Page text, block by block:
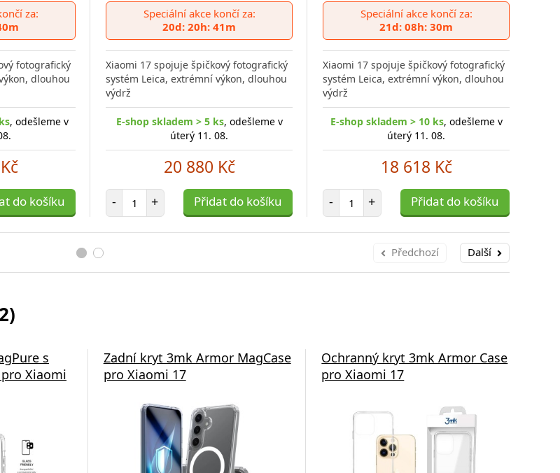
do
za:
fotografický
dlouhou
, odešleme v
do košíku
do
Speciální akce končí za:
20d: 20h: 41m
Xiaomi 17 spojuje špičkový fotografický
systém Leica, extrémní výkon, dlouhou
výdrž
E-shop skladem > 5 ks, odešleme v
úterý 11. 08.
20 880 Kč
- Počet položek
+ Přidat do košíku
do
Speciální akce končí za:
21d: 08h: 30m
Xiaomi 17 spojuje špičkový fotografický
systém Leica, extrémní výkon, dlouhou
výdrž
E-shop skladem > 10 ks, odešleme v
úterý 11. 08.
18 618 Kč
- Počet položek
+ Přidat do košíku
Předchozí Další
s
Xiaomi
Zadní kryt 3mk Armor MagCase
pro Xiaomi 17
Ochranný kryt 3mk Armor Case
pro Xiaomi 17